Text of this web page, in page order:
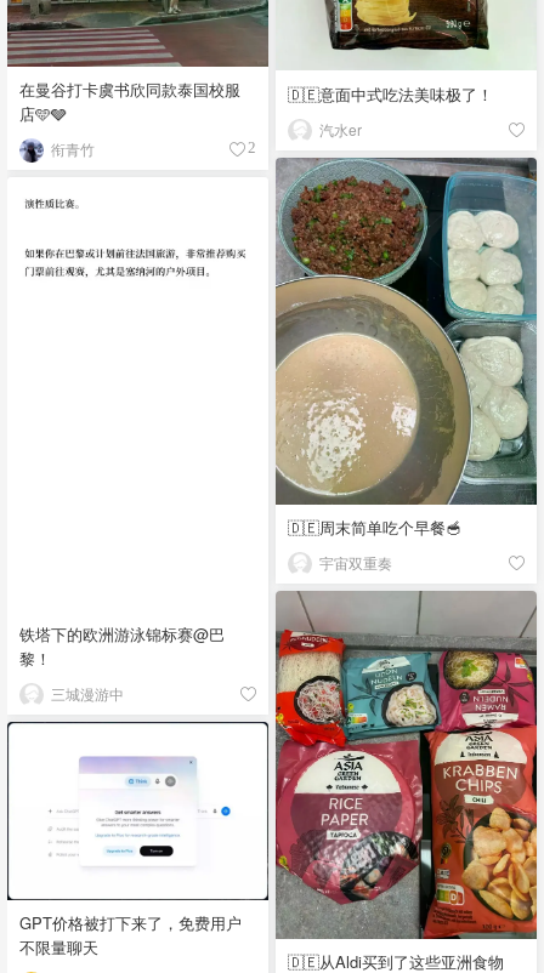
在曼谷打卡虞书欣同款泰国校服
店🩵🩶
衔青竹 2
🇩🇪意面中式吃法美味极了！
汽水er
🇩🇪周末简单吃个早餐🥣
宇宙双重奏
铁塔下的欧洲游泳锦标赛@巴
黎！
三城漫游中
🇩🇪从Aldi买到了这些亚洲食物
GPT价格被打下来了，免费用户
不限量聊天